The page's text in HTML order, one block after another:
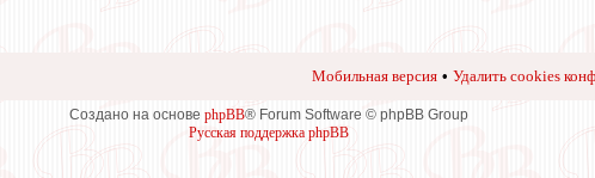
Мобильная версия • Удалить cookies
Создано на основе phpBB® Forum Software © phpBB Group
Русская поддержка phpBB